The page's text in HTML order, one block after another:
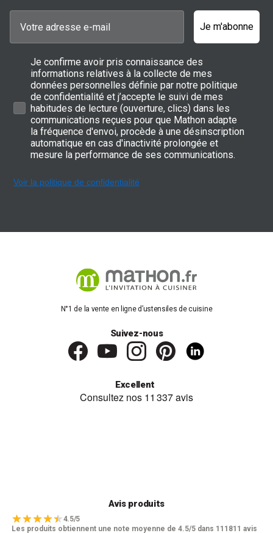
Je m'abonne
Je confirme avoir pris connaissance des
informations relatives à la collecte de mes
données personnelles définie par notre politique
de confidentialité et j’accepte le suivi de mes
habitudes de lecture (ouverture, clics) dans les
communications reçues pour que Mathon adapte
la fréquence d'envoi, procède à une désinscription
automatique en cas d'inactivité prolongée et
mesure la performance de ses communications.
Voir la politique de confidentialité
N°1 de la vente en ligne d’ustensiles de cuisine
Suivez-nous
Excellent
Avis produits
4.5/5
Les produits obtiennent une note moyenne de 4.5/5 dans 111811 avis